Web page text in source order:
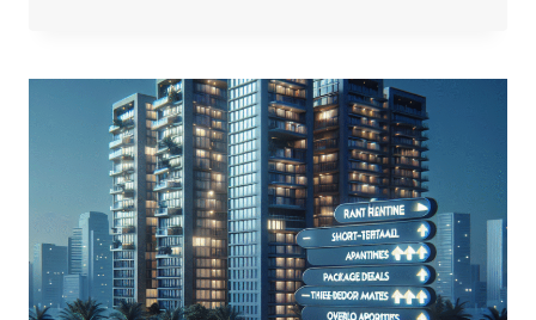
APARTAMENTO
EM
SANTOS
PACOTE